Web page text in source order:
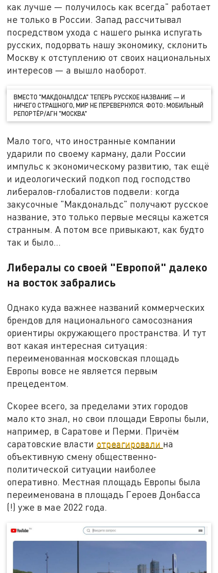
как лучше — получилось как всегда" работает
не только в России. Запад рассчитывал
посредством ухода с нашего рынка испугать
русских, подорвать нашу экономику, склонить
Москву к отступлению от своих национальных
интересов — а вышло наоборот.
ВМЕСТО "МАКДОНАЛДСА" ТЕПЕРЬ РУССКОЕ НАЗВАНИЕ — И
НИЧЕГО СТРАШНОГО, МИР НЕ ПЕРЕВЕРНУЛСЯ. ФОТО: МОБИЛЬНЫЙ
РЕПОРТЁР/АГН "МОСКВА"
Мало того, что иностранные компании
ударили по своему карману, дали России
импульс к экономическому развитию, так ещё
и идеологический подкоп под господство
либералов-глобалистов подвели: когда
закусочные "Макдональдс" получают русское
название, это только первые месяцы кажется
странным. А потом все привыкают, как будто
так и было…
Либералы со своей "Европой" далеко
на восток забрались
Однако куда важнее названий коммерческих
брендов для национального самосознания
ориентиры окружающего пространства. И тут
вот какая интересная ситуация:
переименованная московская площадь
Европы вовсе не является первым
прецедентом.
Скорее всего, за пределами этих городов
мало кто знал, но свои площади Европы были,
например, в Саратове и Перми. Причём
саратовские власти отреагировали на
объективную смену общественно-
политической ситуации наиболее
оперативно. Местная площадь Европы была
переименована в площадь Героев Донбасса
(!) уже в мае 2022 года.